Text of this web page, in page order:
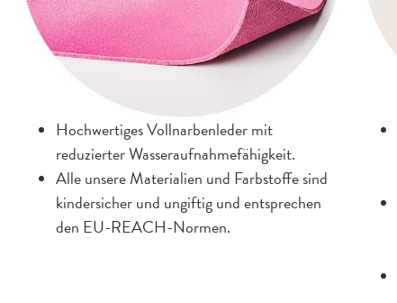
Hochwertiges Vollnarbenleder mit
reduzierter Wasseraufnahmefähigkeit.
Alle unsere Materialien und Farbstoffe sind
kindersicher und ungiftig und entsprechen
den EU-REACH-Normen.